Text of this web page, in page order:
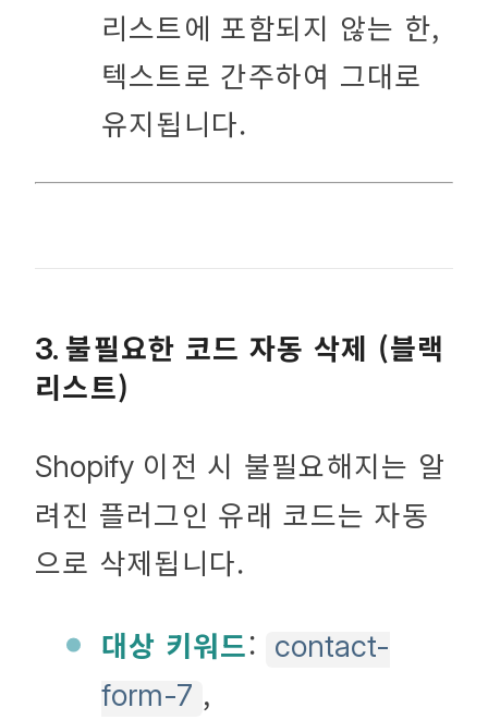
리스트에 포함되지 않는 한,
텍스트로 간주하여 그대로
유지됩니다.
3. 불필요한 코드 자동 삭제 (블랙
리스트)
Shopify 이전 시 불필요해지는 알
려진 플러그인 유래 코드는 자동
으로 삭제됩니다.
대상 키워드: contact-
form-7 ,